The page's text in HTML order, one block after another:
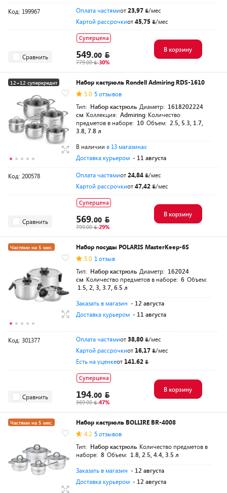
Код: 199967 Оплата частямиот23,97
/мес
Картой рассрочкиот45,75 /мес
Сравнить
Суперцена
549.00
779.00 -30%
В корзину
12+12 суперкредит
Набор кастрюль Rondell Admiring RDS-1610
5.0 5 отзывов
Тип: Набор кастрюль Диаметр: 1618202224
см Коллекция: Admiring Количество
предметов в наборе: 10 Объем: 2.5, 5.3, 1.7,
3.8, 7.8 л
В наличии в 13 магазинах
Доставка курьером - 11 августа
Код: 200578 Оплата частямиот24,84
/мес
Картой рассрочкиот47,42 /мес
Сравнить
Суперцена
569.00
799.00 -29%
В корзину
Частями на 5 мес.
Набор посуды POLARIS MasterKeep-6S
5.0 1 отзыв
Тип: Набор кастрюль Диаметр: 162024
см Количество предметов в наборе: 6 Объем:
1.5, 2, 3, 3.7, 6.5 л
Заказать в магазин - 12 августа
Доставка курьером - 11 августа
Код: 301377 Оплата частямиот38,80
/мес
Картой рассрочкиот 16,17
/мес
Есть на уценкеот 141.62
Сравнить
Суперцена
194.00
369.00 -47%
В корзину
Частями на 5 мес.
Набор кастрюль BOLLIRE BR-4008
4.2 5 отзывов
Тип: Набор кастрюль Количество предметов в
наборе: 8 Объем: 1.8, 2.5, 4.4, 3.5 л
Заказать в магазин - 12 августа
Доставка курьером - 12 августа